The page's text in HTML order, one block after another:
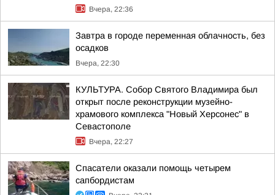
Вчера, 22:36
Завтра в городе переменная облачность, без
осадков
Вчера, 22:30
КУЛЬТУРА. Собор Святого Владимира был
открыт после реконструкции музейно-
храмового комплекса "Новый Херсонес" в
Севастополе
Вчера, 22:27
Спасатели оказали помощь четырем
сапбордистам